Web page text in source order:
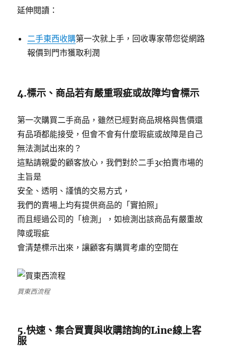
延伸閱讀：
二手東西收購第一次就上手，回收專家帶您從網路
報價到門市獲取利潤
4.標示、商品若有嚴重瑕疵或故障均會標示
第一次購買二手商品，雖然已經對商品規格與售價還
有品項都能接受，但會不會有什麼瑕疵或故障是自己
無法測試出來的？
這點請親愛的顧客放心，我們對於二手3c拍賣市場的
主旨是
安全、透明、謹慎的交易方式，
我們的賣場上均有提供商品的「實拍照」
而且經過公司的「檢測」，如檢測出該商品有嚴重故
障或瑕疵
會清楚標示出來，讓顧客有購買考慮的空間在
買東西流程
5.快速、集合買賣與收購諮詢的Line線上客
服